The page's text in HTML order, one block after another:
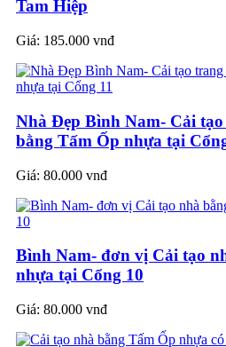
Tam Hiệp
Giá: 185.000 vnđ
Nhà Đẹp Bình Nam- Cải
bằng Tấm Ốp nhựa tại
Giá: 80.000 vnđ
Bình Nam- đơn vị Cải tạo
nhựa tại Cổng 10
Giá: 80.000 vnđ